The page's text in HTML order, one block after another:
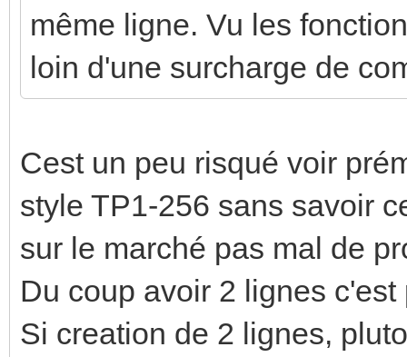
même ligne. Vu les
loin d'une surcharge de
Cest un peu risqué voir
style TP1-256 sans savoir
sur le marché pas mal de
Du coup avoir 2 lignes
Si creation de 2 lignes,